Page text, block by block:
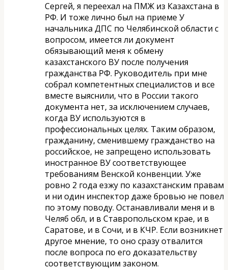
Сергей, я переехал на ПМЖ из Казахстана в
РФ. И тоже лично был на приеме У
начальника ДПС по Челябинской области с
вопросом, имеется ли документ
обязывающий меня к обмену
казахстанского ВУ после получения
гражданства РФ. Руководитель при мне
собрал компетентных специалистов и все
вместе выяснили, что в России такого
документа нет, за исключением случаев,
когда ВУ используются в
профессиональных целях. Таким образом,
гражданину, сменившему гражданство на
российское, не запрещено использовать
иностранное ВУ соответствующее
требованиям Венской конвенции. Уже
ровно 2 года езжу по казахстанским правам
и ни один инспектор даже бровью не повел
по этому поводу. Останавливали меня и в
Челяб обл, и в Ставропольском крае, и в
Саратове, и в Сочи, и в КЧР. Если возникнет
другое мнение, то оно сразу отвалится
после вопроса по его доказательству
соответствующим законом.